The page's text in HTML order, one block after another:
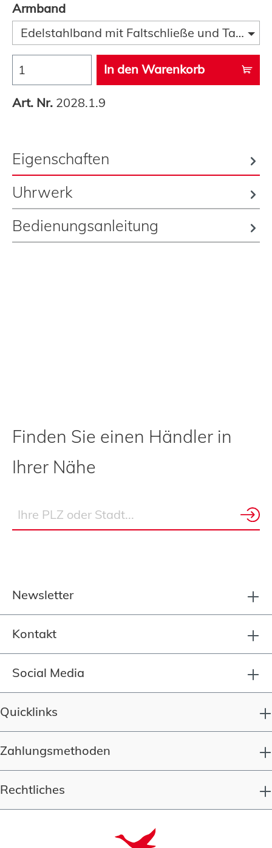
Armband
Edelstahlband mit Faltschließe und
In den Warenkorb
Art. Nr. 2028.1.9
Eigenschaften
Uhrwerk
Bedienungsanleitung
Finden Sie einen Händler in
Ihrer Nähe
Newsletter
Kontakt
Social Media
Quicklinks
Zahlungsmethoden
Rechtliches